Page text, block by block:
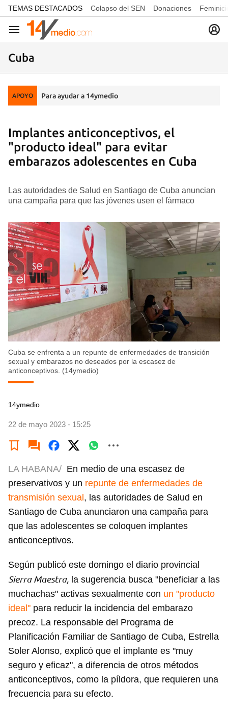
common.go-to-content
TEMAS DESTACADOS Colapso del SEN Donaciones
Navegación
Cuba
APOYO Para ayudar a 14ymedio
Implantes anticonceptivos, el
"producto ideal" para evitar
embarazos adolescentes en Cuba
Las autoridades de Salud en Santiago de Cuba anuncian
una campaña para que las jóvenes usen el fármaco
Cuba se enfrenta a un repunte de enfermedades de transición
sexual y embarazos no deseados por la escasez de
anticonceptivos. (14ymedio)
14ymedio
22 de mayo 2023 - 15:25
LA HABANA/ En medio de una escasez de
preservativos y un repunte de enfermedades de
transmisión sexual , las autoridades de Salud en
Santiago de Cuba anunciaron una campaña para
que las adolescentes se coloquen implantes
anticonceptivos.
Según publicó este domingo el diario provincial
Sierra Maestra, la sugerencia busca "beneficiar a las
muchachas" activas sexualmente con un "producto
ideal" para reducir la incidencia del embarazo
precoz. La responsable del Programa de
Planificación Familiar de Santiago de Cuba, Estrella
Soler Alonso, explicó que el implante es "muy
seguro y eficaz", a diferencia de otros métodos
anticonceptivos, como la píldora, que requieren una
frecuencia para su efecto.